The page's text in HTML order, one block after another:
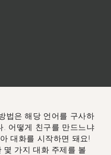
법은 해당 언어를 구사하
. 어떻게 친구를 만드느냐
대화를 시작하면 돼요!
몇 가지 대화 주제를 볼